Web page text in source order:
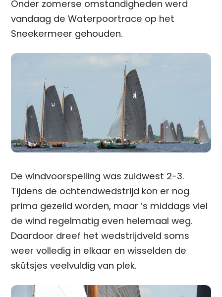
Onder zomerse omstandigheden werd
vandaag de Waterpoortrace op het
Sneekermeer gehouden.
De windvoorspelling was zuidwest 2-3.
Tijdens de ochtendwedstrijd kon er nog
prima gezeild worden, maar ’s middags viel
de wind regelmatig even helemaal weg.
Daardoor dreef het wedstrijdveld soms
weer volledig in elkaar en wisselden de
skûtsjes veelvuldig van plek.